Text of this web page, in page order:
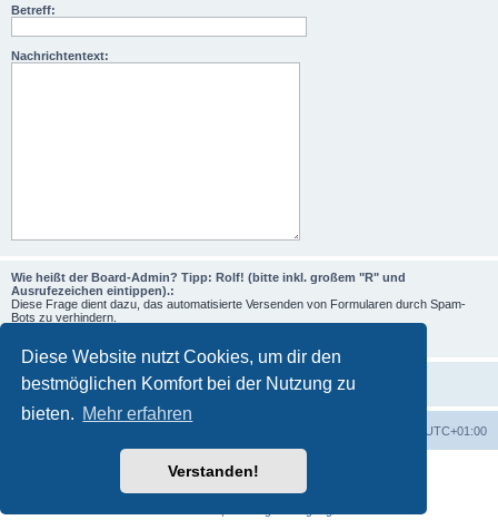
Diese Website nutzt Cookies, um dir den
bestmöglichen Komfort bei der Nutzung zu
bieten. Mehr erfahren
Verstanden!
Betreff:
Nachrichtentext:
Wie heißt der Board-Admin? Tipp: Rolf! (bitte inkl. großem "R" und
Ausrufezeichen eintippen).:
Diese Frage dient dazu, das automatisierte Versenden von Formularen durch Spam-
Bots zu verhindern.
UTC+01:00
Powered byphpBB® Forum Software © phpBB Limited
phpBB.de